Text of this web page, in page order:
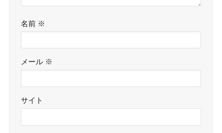
名前 ※
メール ※
サイト